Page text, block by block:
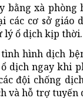
bằng xà
các cơ sở giáo
lý ổ dịch kịp thời.
hình dịch
dịch ngay khi
đội chống
và hỗ trợ